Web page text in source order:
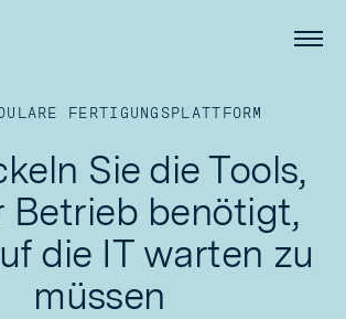
Menü
FERTIGUNGSPLATTFORM
Sie die Tools,
Betrieb benötigt,
die IT warten zu
müssen